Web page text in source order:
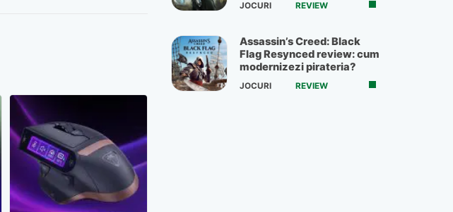
JOCURI REVIEW
Assassin’s Creed: Black
Flag Resynced review: cum
modernizezi pirateria?
JOCURI REVIEW